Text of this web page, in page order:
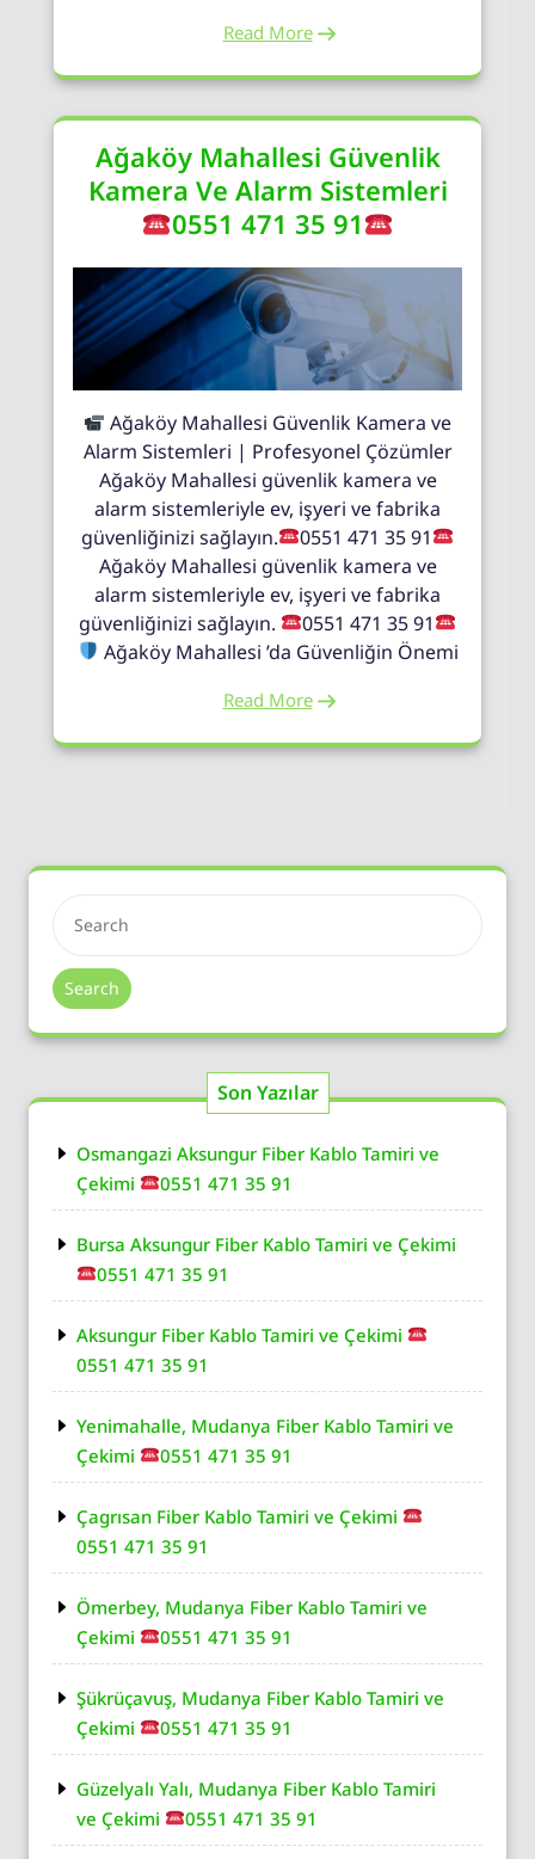
Read More
Ağaköy Mahallesi Güvenlik
Kamera Ve Alarm Sistemleri
0551 471 35 91
Ağaköy Mahallesi Güvenlik Kamera ve
Alarm Sistemleri | Profesyonel Çözümler
Ağaköy Mahallesi güvenlik kamera ve
alarm sistemleriyle ev, işyeri ve fabrika
güvenliğinizi sağlayın.
0551 471 35 91
Ağaköy Mahallesi güvenlik kamera ve
alarm sistemleriyle ev, işyeri ve fabrika
güvenliğinizi sağlayın.
0551 471 35 91
Ağaköy Mahallesi ’da Güvenliğin Önemi
Read More
Search
Son Yazılar
Osmangazi Aksungur Fiber Kablo Tamiri ve
Çekimi
0551 471 35 91
Bursa Aksungur Fiber Kablo Tamiri ve Çekimi
0551 471 35 91
Aksungur Fiber Kablo Tamiri ve Çekimi
0551 471 35 91
Yenimahalle, Mudanya Fiber Kablo Tamiri ve
Çekimi
0551 471 35 91
Çagrısan Fiber Kablo Tamiri ve Çekimi
0551 471 35 91
Ömerbey, Mudanya Fiber Kablo Tamiri ve
Çekimi
0551 471 35 91
Şükrüçavuş, Mudanya Fiber Kablo Tamiri ve
Çekimi
0551 471 35 91
Güzelyalı Yalı, Mudanya Fiber Kablo Tamiri
ve Çekimi
0551 471 35 91